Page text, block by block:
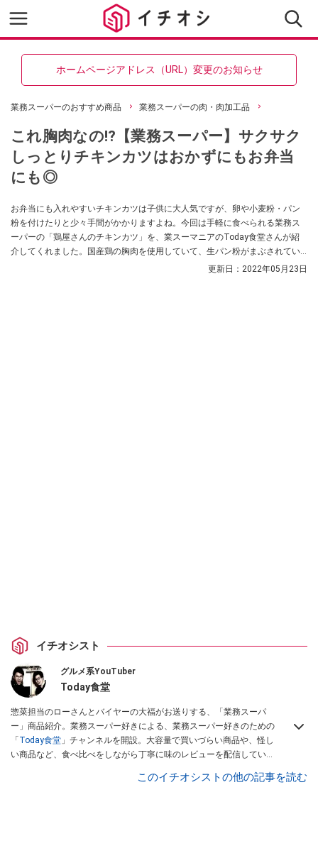
ホームページアドレス（URL）変更のお知らせ
業務スーパーのおすすめ商品 業務スーパーの肉・肉加工品
これ胸肉なの⁉【業務スーパー】サクサク
しっとりチキンカツはおかずにもお弁当
にも◎
お弁当にも入れやすいチキンカツは子供に大人気ですが、卵や小麦粉・パン
粉を付けたりと少々手間がかかりますよね。今回は手軽に食べられる業務ス
ーパーの「鶏屋さんのチキンカツ」を、業スーマニアのToday食堂さんが紹
介してくれました。国産鶏の胸肉を使用していて、生パン粉がまぶされてい
るのでサクサクの冷めてもお美味しいチキンカツなんだとか。
更新日： 2022年05月23日
イチオシスト
グルメ系YouTuber
Today食堂
惣菜担当のローさんとバイヤーの大福がお送りする、「業務スーパ
ー」商品紹介。業務スーパー好きによる、業務スーパー好きのための
「 Today食堂 」チャンネルを開設。大容量で買いづらい商品や、怪し
い商品など、食べ比べをしながら丁寧に味のレビューを配信してい
えしながら、リピートしたくなるおススメ商品を紹介していきます。
このイチオシストの他の記事を読む